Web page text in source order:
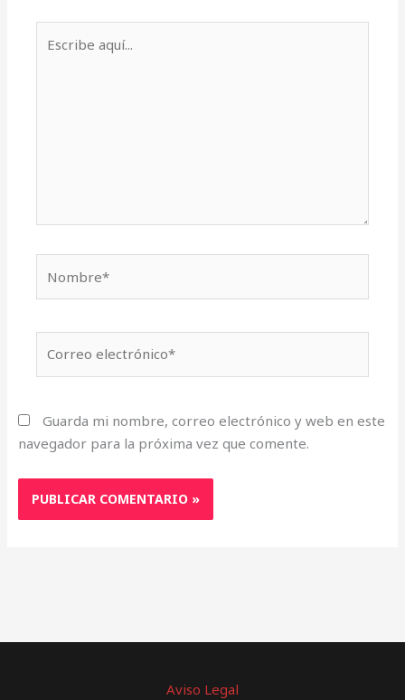
aquí...
electrónico*
Guarda mi nombre, correo electrónico y web en este
navegador para la próxima vez que comente.
Aviso Legal